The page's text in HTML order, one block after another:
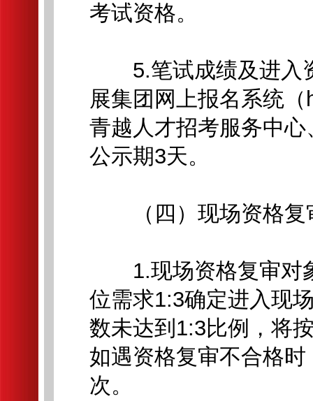
考试资格。
5.笔试成绩及进入
展集团网上报名系统
青越人才招考服务中
公示期3天。
（四）现场资格复
1.现场资格复审对
位需求1:3确定进入现
数未达到1:3比例，将
如遇资格复审不合格
次。